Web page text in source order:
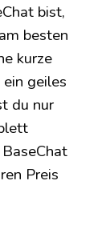
bist,
besten
kurze
geiles
du nur
Preis